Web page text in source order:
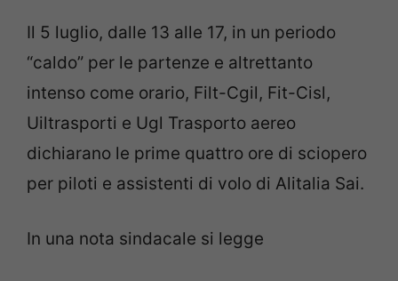
Il 5 luglio, dalle 13 alle 17, in un periodo
“caldo” per le partenze e altrettanto
intenso come orario, Filt-Cgil, Fit-Cisl,
Uiltrasporti e Ugl Trasporto aereo
dichiarano le prime quattro ore di sciopero
per piloti e assistenti di volo di Alitalia Sai.
In una nota sindacale si legge